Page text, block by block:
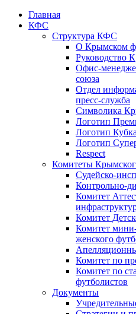
Главная
КФС
Структура КФС
О Крымском
Руководство
Офис-
союза
Отдел
пресс-служба
Символика
Логотип
Логотип
Логотип
Respect
Комитеты
Судейско-
Контрольно-
Комитет
Комитет
Комитет
женского
Комитет по
Комитет по
футболистов
Документы